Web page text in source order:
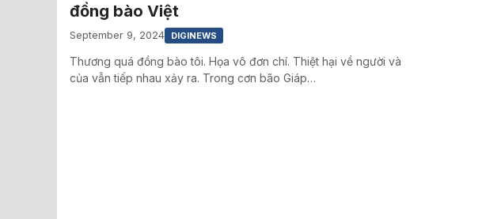
đồng bào Việt
September 9, 2024 DIGINEWS
Thương quá đồng bào tôi. Họa vô đơn chí. Thiệt hại về người và
của vẫn tiếp nhau xảy ra. Trong cơn bão Giáp…